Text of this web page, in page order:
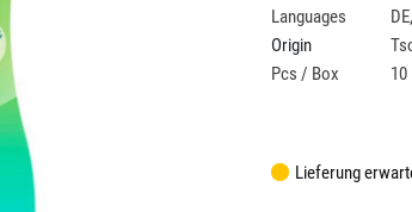
Languages
DE,
Origin
Pcs / Box
10
Lieferung